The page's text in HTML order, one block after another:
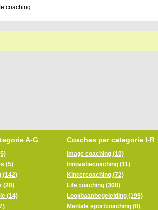
coaching
A-G
(5)
(142)
(20)
(14)
Coaches per categorie I-R
Image coaching (10)
Innovatiecoaching (11)
Kindercoaching (72)
Life coaching (308)
Loopbaanbegeleiding (199)
Mentale sportcoaching (8)